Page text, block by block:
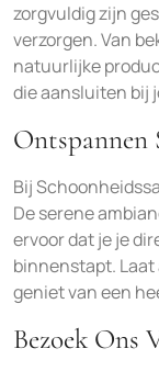
zorgvuldig zijn
verzorgen. Van
natuurlijke
die aansluiten bij
Ontspannen
Bij
De serene
ervoor dat je je
binnenstapt.
geniet van een
Bezoek Ons